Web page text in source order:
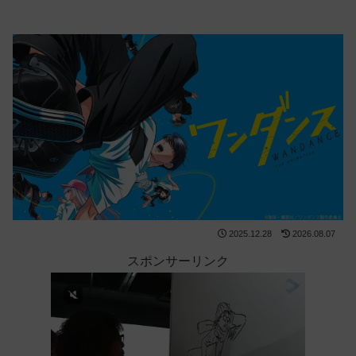
2025.12.28 2026.08.07
スポンサーリンク